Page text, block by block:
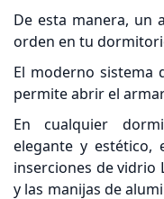
De esta manera, un
orden en tu
El moderno sistema
permite abrir el
En cualquier
elegante y estético,
inserciones de vidrio
y las manijas de